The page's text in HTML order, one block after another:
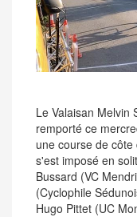
Le Valaisan Melvin
remporté ce
une course de
s'est imposé en
Bussard (VC
(Cyclophile
Hugo Pittet (UC